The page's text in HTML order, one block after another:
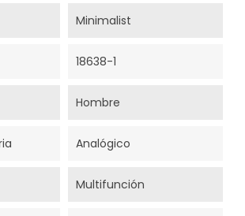
Minimalist
18638-1
Hombre
Analógico
Multifunción